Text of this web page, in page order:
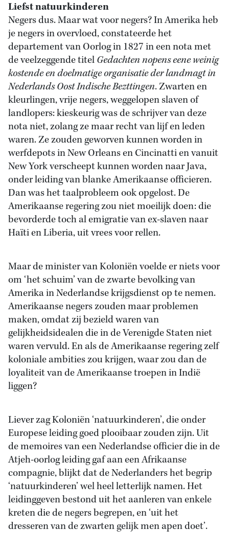
Liefst natuurkinderen
Negers dus. Maar wat voor negers? In Amerika heb
je negers in overvloed, constateerde het
departement van Oorlog in 1827 in een nota met
de veelzeggende titelGedachten nopens eene weinig
kostende en doelmatige organisatie der landmagt in
Nederlands Oost Indische Bezttingen. Zwarten en
kleurlingen, vrije negers, weggelopen slaven of
landlopers: kieskeurig was de schrijver van deze
nota niet, zolang ze maar recht van lijf en leden
waren. Ze zouden geworven kunnen worden in
werfdepots in New Orleans en Cincinatti en vanuit
New York verscheept kunnen worden naar Java,
onder leiding van blanke Amerikaanse officieren.
Dan was het taalprobleem ook opgelost. De
Amerikaanse regering zou niet moeilijk doen: die
bevorderde toch al emigratie van ex-slaven naar
Haïti en Liberia, uit vrees voor rellen.
Maar de minister van Koloniën voelde er niets voor
om ‘het schuim’ van de zwarte bevolking van
Amerika in Nederlandse krijgsdienst op te nemen.
Amerikaanse negers zouden maar problemen
maken, omdat zij bezield waren van
gelijkheidsidealen die in de Verenigde Staten niet
waren vervuld. En als de Amerikaanse regering zelf
koloniale ambities zou krijgen, waar zou dan de
loyaliteit van de Amerikaanse troepen in Indië
liggen?
Liever zag Koloniën ‘natuurkinderen’, die onder
Europese leiding goed plooibaar zouden zijn. Uit
de memoires van een Nederlandse officier die in de
Atjeh-oorlog leiding gaf aan een Afrikaanse
compagnie, blijkt dat de Nederlanders het begrip
‘natuurkinderen’ wel heel letterlijk namen. Het
leidinggeven bestond uit het aanleren van enkele
kreten die de negers begrepen, en ‘uit het
dresseren van de zwarten gelijk men apen doet’.